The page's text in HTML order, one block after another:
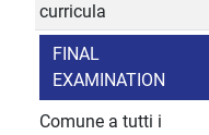
curricula
FINAL
EXAMINATION
Comune a tutti i